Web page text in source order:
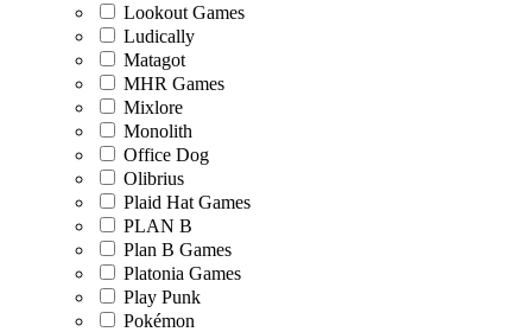
Lookout Games
Ludically
Matagot
MHR Games
Mixlore
Monolith
Office Dog
Olibrius
Plaid Hat Games
PLAN B
Plan B Games
Platonia Games
Play Punk
Pokémon